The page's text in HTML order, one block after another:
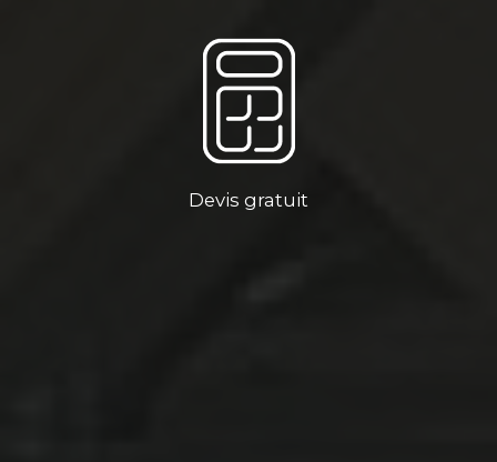
Devis gratuit